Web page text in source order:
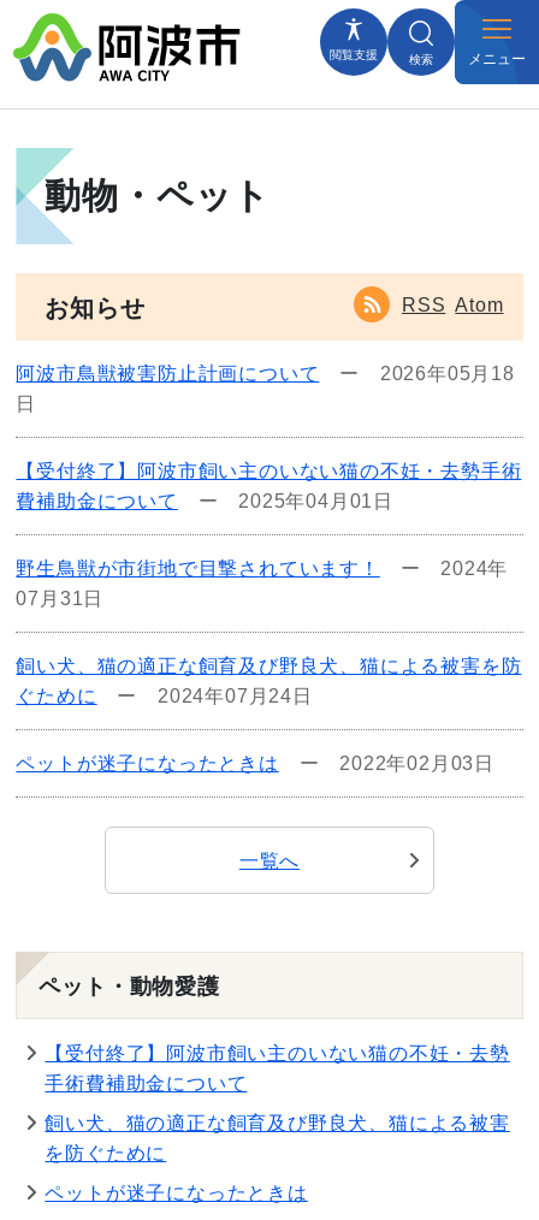
閲覧支援 検索 メニュー
動物・ペット
お知らせ RSS Atom
阿波市鳥獣被害防止計画について ー 2026年05月18
日
【受付終了】阿波市飼い主のいない猫の不妊・去勢手術
費補助金について
ー 2025年04月01日
野生鳥獣が市街地で目撃されています！ ー 2024年
07月31日
飼い犬、猫の適正な飼育及び野良犬、猫による被害を防
ぐために
ー 2024年07月24日
ペットが迷子になったときは ー 2022年02月03日
一覧へ
ペット・動物愛護
【受付終了】阿波市飼い主のいない猫の不妊・去勢
手術費補助金について
飼い犬、猫の適正な飼育及び野良犬、猫による被害
を防ぐために
ペットが迷子になったときは